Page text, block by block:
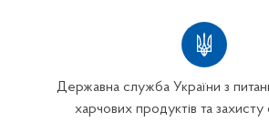
Державна служба України з
харчових продуктів та захисту